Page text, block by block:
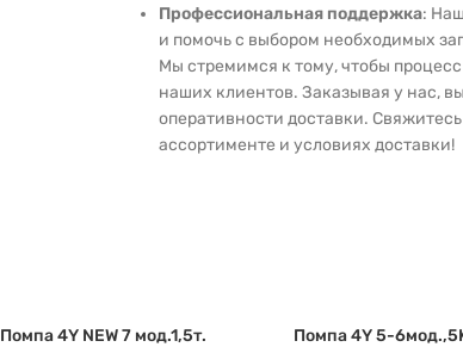
Профессиональная поддержка:
и помочь с выбором необходимых
Мы стремимся к тому, чтобы
наших клиентов. Заказывая у нас,
оперативности доставки.
ассортименте и условиях доставки!
Помпа 4Y NEW 7 мод.1,5т. Помпа 4Y 5-